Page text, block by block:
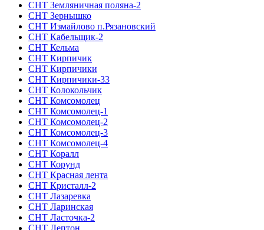
СНТ Земляничная поляна-2
СНТ Зернышко
СНТ Измайлово п.Рязановский
СНТ Кабельщик-2
СНТ Кельма
СНТ Кирпичик
СНТ Кирпичики
СНТ Кирпичики-33
СНТ Колокольчик
СНТ Комсомолец
СНТ Комсомолец-1
СНТ Комсомолец-2
СНТ Комсомолец-3
СНТ Комсомолец-4
СНТ Коралл
СНТ Корунд
СНТ Красная лента
СНТ Кристалл-2
СНТ Лазаревка
СНТ Ларинская
СНТ Ласточка-2
СНТ Лептон